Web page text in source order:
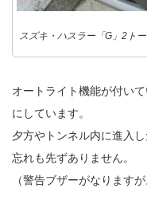
スズキ・ハスラー「G」2ト
オートライト機能が付い
にしています。
夕方やトンネル内に進入
忘れも先ずありません。
（警告ブザーがなりますが